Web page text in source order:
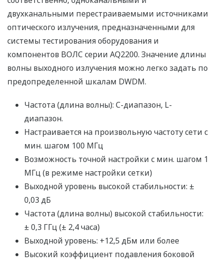
двухканальными перестраиваемыми источниками
оптического излучения, предназначенными для
системы тестирования оборудования и
компонентов ВОЛС серии AQ2200. Значение длины
волны выходного излучения можно легко задать по
предопределенной шкалам DWDM.
Частота (длина волны): C-диапазон, L-
диапазон.
Настраивается на произвольную частоту сети с
мин. шагом 100 МГц
Возможность точной настройки с мин. шагом 1
МГц (в режиме настройки сетки)
Выходной уровень высокой стабильности: ±
0,03 дБ
Частота (длина волны) высокой стабильности:
± 0,3 ГГц (± 2,4 часа)
Выходной уровень: +12,5 дБм или более
Высокий коэффициент подавления боковой